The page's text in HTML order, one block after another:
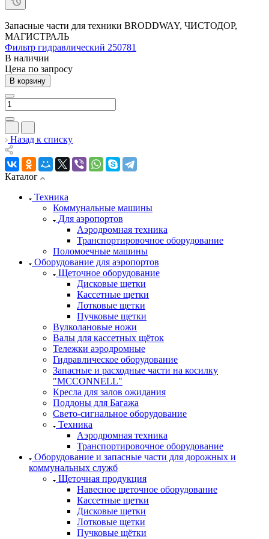
Запасные части для техники BRODDWAY, ЧИСТОДОР,
МАГИСТРАЛЬ
Фильтр гидравлический 250781
В наличии
Цена по запросу
В корзину
Назад к списку
Каталог
Техника
Коммунальные машины
Для аэропортов
Аэродромная техника
Транспортировочное оборудование
Поломоечные машины
Оборудование для аэропортов
Щеточное оборудование
Дисковые щетки
Кассетные щетки
Лотковые щетки
Пучковые щетки
Вулколановые ножи
Валы для кассетных щёток
Тележки аэродромные
Гидравлическое оборудование
Запасные и расходные части на косилку
"MCCONNELL"
Кресла для залов ожидания
Поддоны для Багажа
Свето-сигнальное оборудование
Техника
Аэродромная техника
Транспортировочное оборудование
Оборудование и запасные части для дорожных и
коммунальных служб
Щеточная продукция
Навесное щеточное оборудование
Кассетные щетки
Дисковые щетки
Лотковые щетки
Пучковые щётки